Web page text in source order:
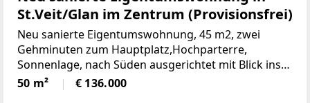
St.Veit/Glan im Zentrum (Provisionsfrei)
Neu sanierte Eigentumswohnung, 45 m2, zwei
Gehminuten zum Hauptplatz,Hochparterre,
Sonnenlage, nach Süden ausgerichtet mit Blick ins
Grüne, mangelangt über nur 4 Stufen in die
Wohnung, Kindergarten, Volksschule,Mittelschule,
50 m² € 136.000